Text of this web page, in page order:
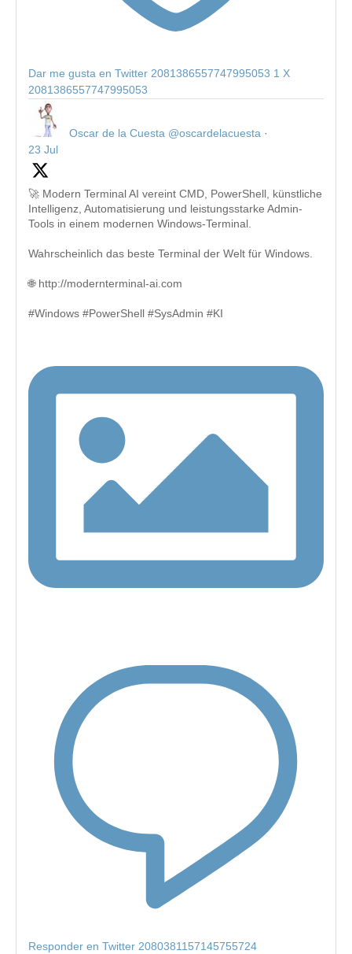
Dar me gusta en Twitter 2081386557747995053 1 X
2081386557747995053
Oscar de la Cuesta @oscardelacuesta ·
23 Jul
🚀 Modern Terminal AI vereint CMD, PowerShell, künstliche
Intelligenz, Automatisierung und leistungsstarke Admin-
Tools in einem modernen Windows-Terminal.
Wahrscheinlich das beste Terminal der Welt für Windows.
🌐 http://modernterminal-ai.com
#Windows #PowerShell #SysAdmin #KI
Responder en Twitter 2080381157145755724